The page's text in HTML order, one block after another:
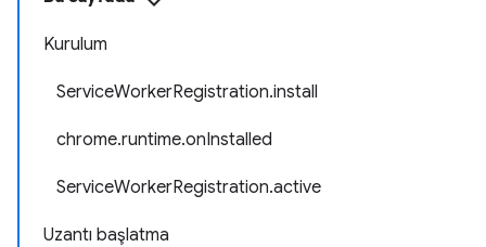
Kurulum
ServiceWorkerRegistration.install
chrome.runtime.onInstalled
ServiceWorkerRegistration.active
Uzantı başlatma